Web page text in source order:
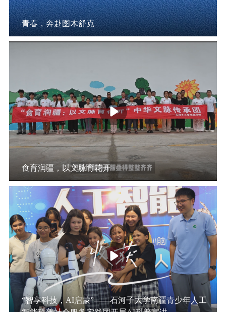
青春，奔赴图木舒克
食育润疆，以文脉育花开
“智享科技，AI启蒙”——石河子大学南疆青少年人工